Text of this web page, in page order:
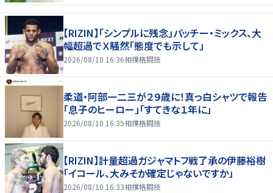
【RIZIN】「シンプルに残念」パッチー・ミックス、大
幅超過でＸ騒然「態度でも示して」
2026/08/10 16:36相撲格闘技
柔道・阿部一二三が２９歳に！真っ白シャツで報告
「息子のヒーロー」「すてきな１年に」
2026/08/10 16:35相撲格闘技
【RIZIN】計量超過ガジャマトフ戦了承の伊藤裕樹
「イコール、大みそか確定じゃないですか」
2026/08/10 16:33相撲格闘技